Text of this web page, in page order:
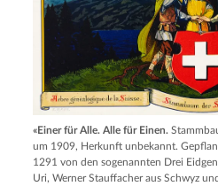
«Einer für Alle. Alle für Einen.
um 1909, Herkunft unbekannt.
1291 von den sogenannten Drei
Uri, Werner Stauffacher aus Schwyz